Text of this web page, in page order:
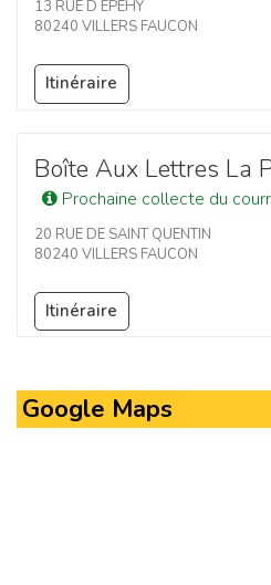
13 RUE D EPEHY
80240 VILLERS FAUCON
Itinéraire
Boîte Aux Lettres La
Prochaine collecte du
20 RUE DE SAINT QUENTIN
80240 VILLERS FAUCON
Itinéraire
Google Maps